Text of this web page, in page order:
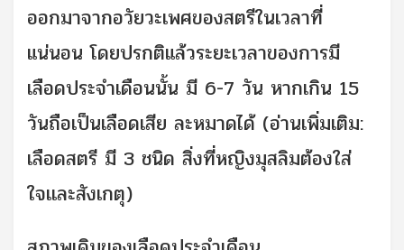
ออกมาจากอวัยวะเพศของสตรีในเวลาที่
แน่นอน โดยปรกติแล้วระยะเวลาของการมี
เลือดประจำเดือนนั้น มี 6-7 วัน หากเกิน 15
วันถือเป็นเลือดเสีย ละหมาดได้ (อ่านเพิ่มเติม:
เลือดสตรี มี 3 ชนิด สิ่งที่หญิงมุสลิมต้องใส่
ใจเเละสังเกตุ)